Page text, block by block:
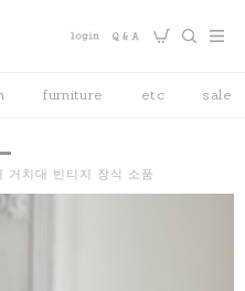
furniture etc sale
거치대 빈티지 장식 소품